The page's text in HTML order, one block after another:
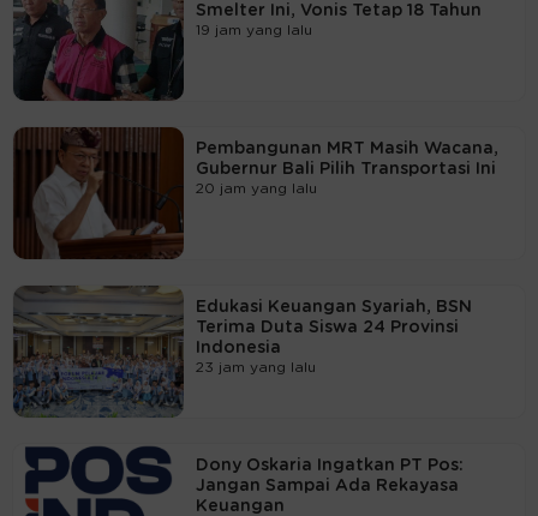
Smelter Ini, Vonis Tetap 18 Tahun
19 jam yang lalu
Pembangunan MRT Masih Wacana,
Gubernur Bali Pilih Transportasi Ini
20 jam yang lalu
Edukasi Keuangan Syariah, BSN
Terima Duta Siswa 24 Provinsi
Indonesia
23 jam yang lalu
Dony Oskaria Ingatkan PT Pos:
Jangan Sampai Ada Rekayasa
Keuangan